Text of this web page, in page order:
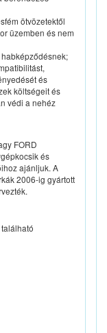
ötvözetektől
üzemben és nem
és
költségeit és
védi a nehéz
FORD
és
ajánljuk. A
2006-ig gyártott